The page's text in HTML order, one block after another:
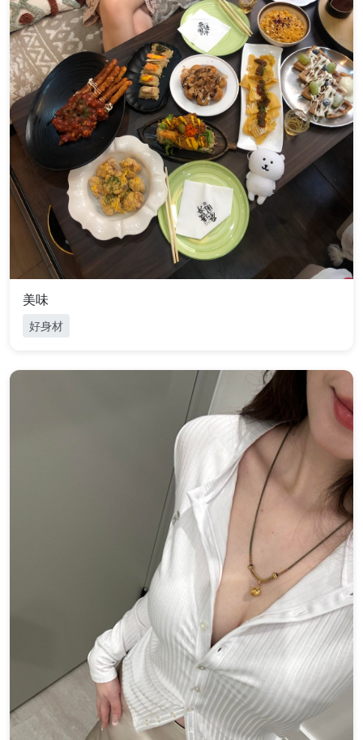
美味
好身材